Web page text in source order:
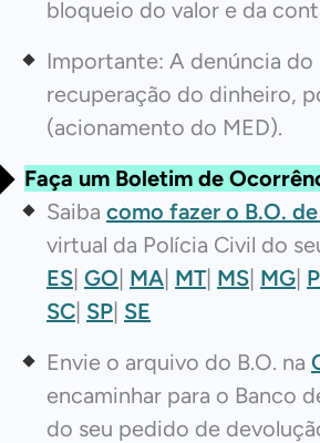
bloqueio do valor e da
Importante: A denúncia do
recuperação do dinheiro,
(acionamento do MED).
Faça um Boletim de
Saiba como fazer o B.O.
virtual da Polícia Civil do
ES| GO| MA| MT| MS| MG|
SC| SP| SE
Envie o arquivo do B.O. na
encaminhar para o Banco
do seu pedido de